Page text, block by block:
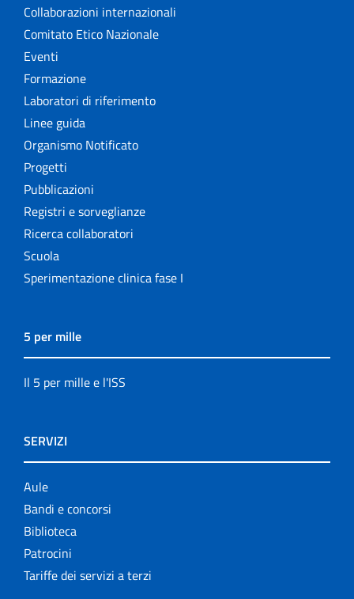
Collaborazioni internazionali
Comitato Etico Nazionale
Eventi
Formazione
Laboratori di riferimento
Linee guida
Organismo Notificato
Progetti
Pubblicazioni
Registri e sorveglianze
Ricerca collaboratori
Scuola
Sperimentazione clinica fase I
5 per mille
Il 5 per mille e l'ISS
SERVIZI
Aule
Bandi e concorsi
Biblioteca
Patrocini
Tariffe dei servizi a terzi